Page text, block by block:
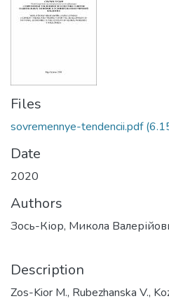
Files
sovremennye-tendencii.pdf
Date
2020
Authors
Зось-Кіор, Микола
Description
Zos-Kior M., Rubezhanska V.,